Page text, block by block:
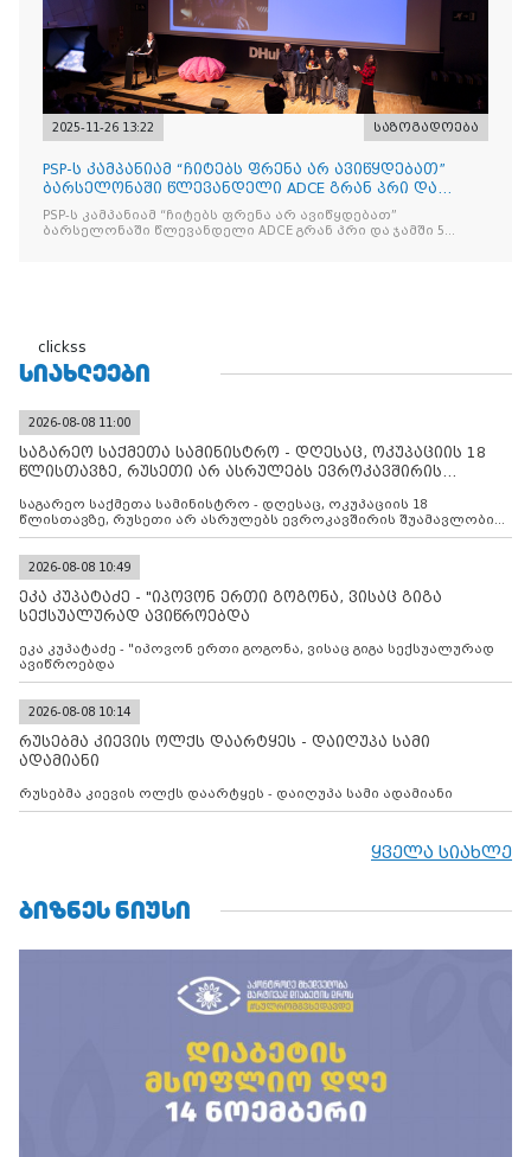
2025-11-26 13:22 საზოგადოება
PSP-ს კამპანიამ “ჩიტებს ფრენა არ ავიწყდებათ”
ბარსელონაში წლევანდელი ADCE გრან პრი და
ჯამში 5 ჯილდო მ
PSP-ს კამპანიამ “ჩიტებს ფრენა არ ავიწყდებათ”
ბარსელონაში წლევანდელი ADCE გრან პრი და ჯამში 5
clickss
ᲡᲘᲐᲮᲚᲔᲔᲑᲘ
2026-08-08 11:00
საგარეო საქმეთა სამინისტრო - დღესაც, ოკუპაციის 18
წლისთავზე, რუსეთი არ ასრულებს ევროკავშირის
საგარეო საქმეთა სამინისტრო - დღესაც, ოკუპაციის 18
წლისთავზე, რუსეთი არ ასრულებს ევროკავშირის შუამავლობით
დადებულ 2008 წლის 12 აგვისტოს ცეცხლის შეწყვეტის
კონტროლს ოკუპირებულ რეგიონებში, აგრძელებს მათი
მილიტარიზაციის პროცესს და აქტიურად დგამს ნაბიჯებს მათი
ფაქტობრივი ანექსიისკენ
2026-08-08 10:49
ეკა კუპატაძე - "იპოვონ ერთი გოგონა, ვისაც გიგა
სექსუალურად ავიწროებდა
ეკა კუპატაძე - "იპოვონ ერთი გოგონა, ვისაც გიგა სექსუალურად
ავიწროებდა
2026-08-08 10:14
რუსებმა კიევის ოლქს დაარტყეს - დაიღუპა სამი
ადამიანი
რუსებმა კიევის ოლქს დაარტყეს - დაიღუპა სამი ადამიანი
ყველა სიახლე
ᲑᲘᲖᲜᲔᲡ ᲜᲘᲣᲡᲘ